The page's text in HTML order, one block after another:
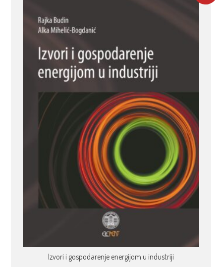
Izvori i gospodarenje energijom u industriji